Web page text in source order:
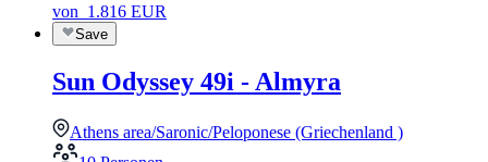
von 1.816 EUR
Save
Sun Odyssey 49i - Almyra
Athens area/Saronic/Peloponese (Griechenland )